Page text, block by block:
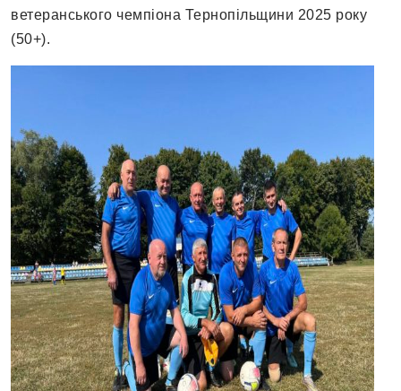
ветеранського чемпіона Тернопільщини 2025 року
(50+).